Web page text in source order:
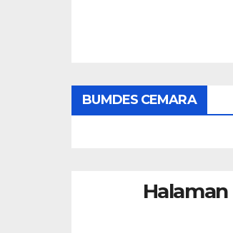
BUMDES CEMARA